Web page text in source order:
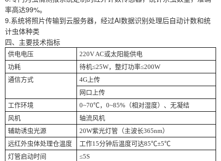
率高达99%。
9.系统将照片传输到云服务器，经过AI数据识别处理后自动计数和统
计虫体种类
四、主要技术指标
供电电压
220V AC或太阳能供电
功耗
待机≤25W，整灯功率≤200W
通信方式
4G上传
网口上传
工作环境
0~70℃，0~85%（相对湿度）、无凝结
风机
轴流风机
辅助诱虫光源
20W紫光灯管（主波长365nm）
远红外虫体处理仓温度
工作15分钟后温度可达85℃±5℃
灯管启动时间
≤5S